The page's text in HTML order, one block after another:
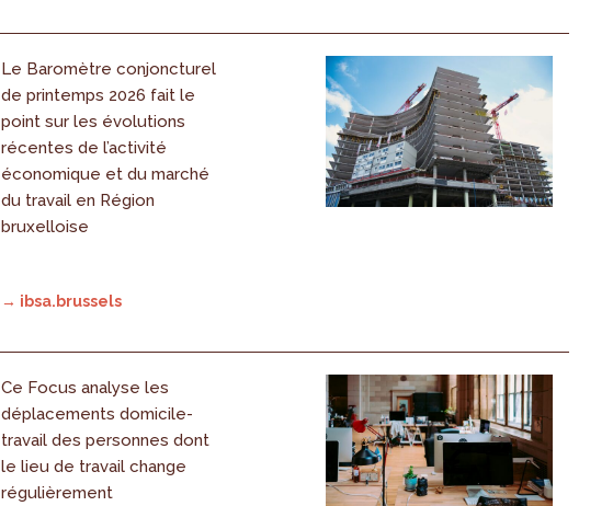
Le Baromètre conjoncturel
de printemps 2026 fait le
point sur les évolutions
récentes de l’activité
économique et du marché
du travail en Région
bruxelloise
→ ibsa.brussels
Ce Focus analyse les
déplacements domicile-
travail des personnes dont
le lieu de travail change
régulièrement